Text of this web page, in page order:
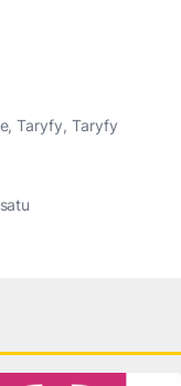
,Taryfy, Taryfy